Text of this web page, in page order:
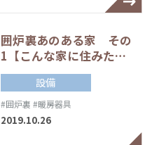
囲炉裏あのある家 その
1【こんな家に住みた…
設備
#囲炉裏 #暖房器具
2019.10.26